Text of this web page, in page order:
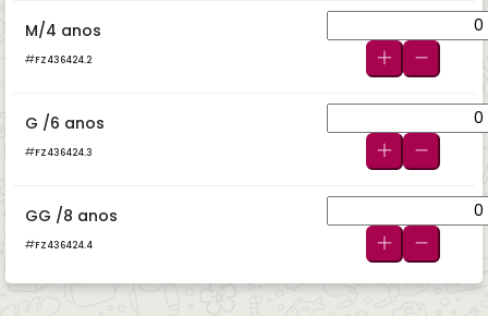
M/4 anos
FZ436424.2
G /6 anos
FZ436424.3
GG /8 anos
FZ436424.4